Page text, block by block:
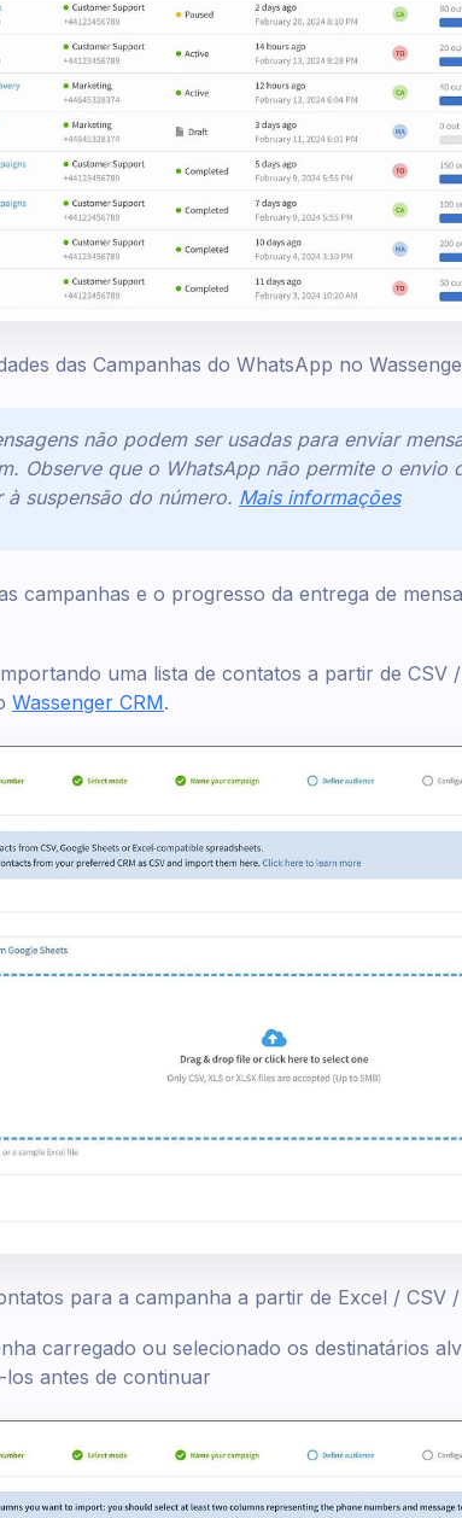
das Campanhas do WhatsApp no
não podem ser usadas para enviar
Observe que o WhatsApp não permite o envio
suspensão do número. Mais informações
campanhas e o progresso da entrega de
uma lista de contatos a partir de CSV
Wassenger CRM.
para a campanha a partir de Excel / CSV
carregado ou selecionado os destinatários
antes de continuar